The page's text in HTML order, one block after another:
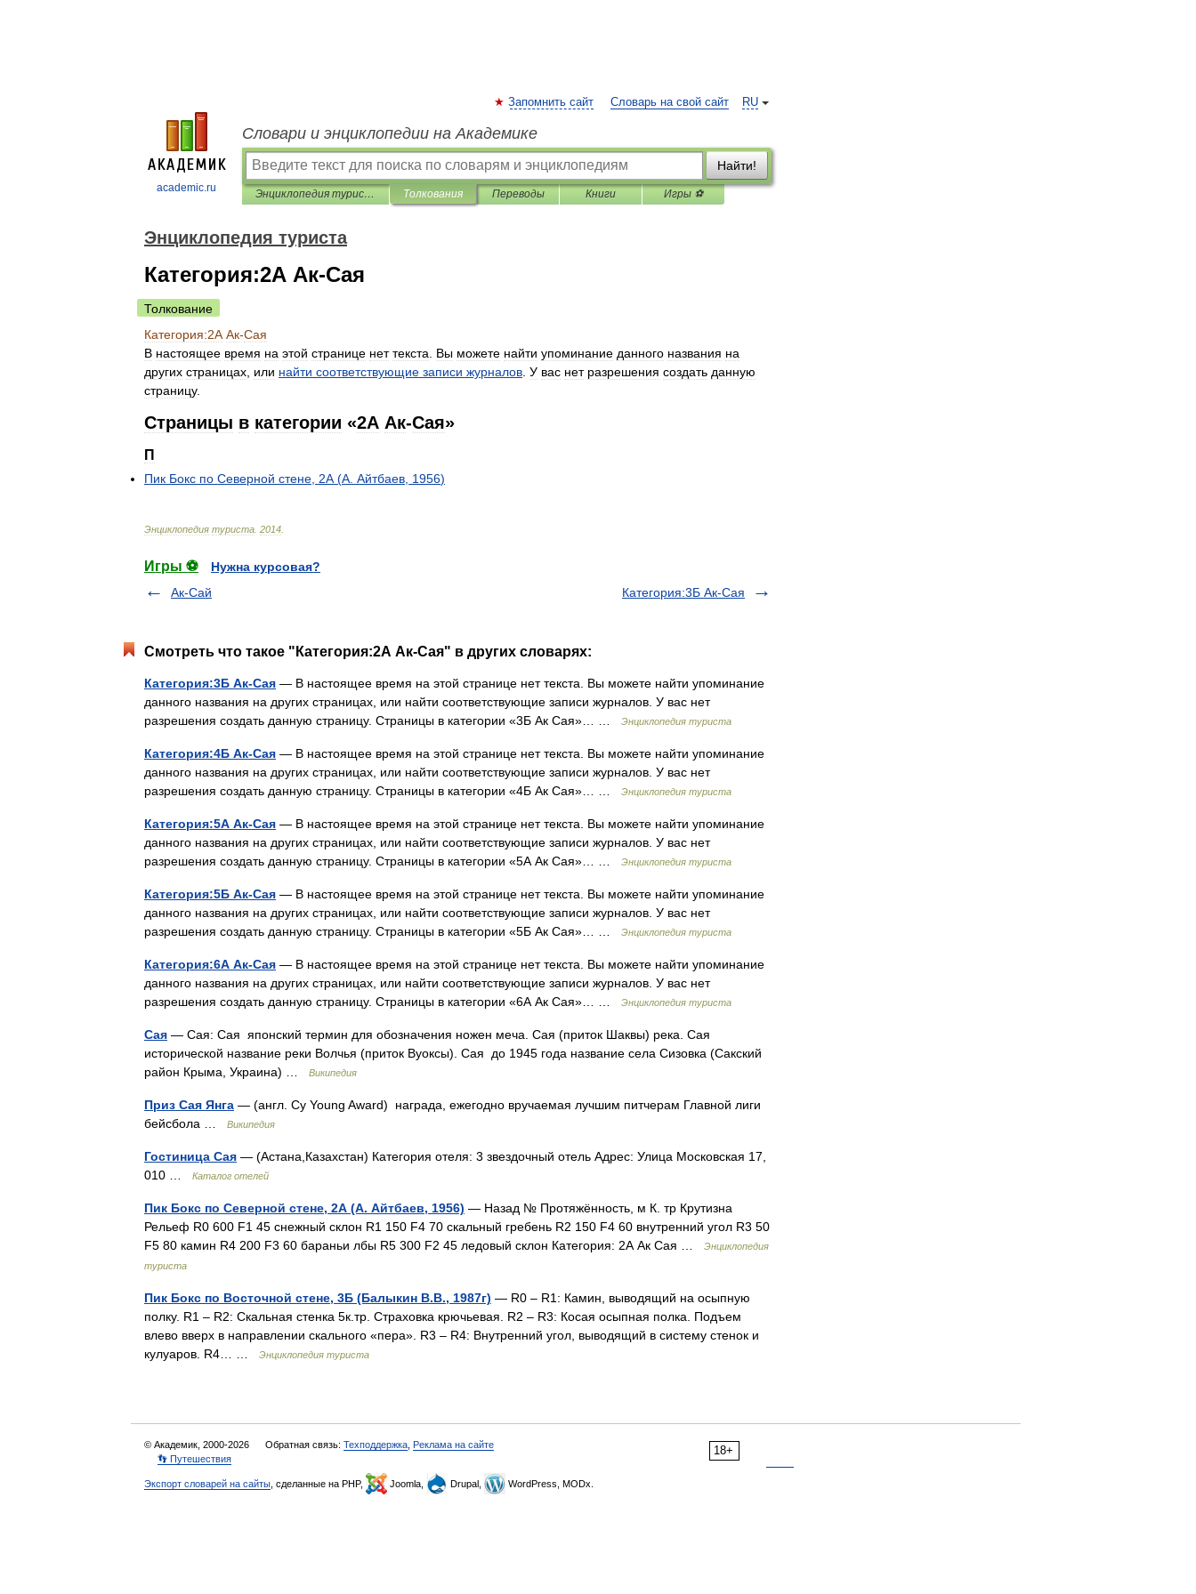
academic.ru
RU
Запомнить сайт Словарь на свой сайт
Словари и энциклопедии на Академике
Найти!
Энциклопедия туриста Толкования Переводы Книги Игры ⚽
Энциклопедия туриста
Категория:2А Ак-Сая
Толкование
Категория:2А Ак-Сая
В настоящее время на этой странице нет текста Вы можете найти упоминание данного названия на
других страницах или найти соответствующие записи журналов У вас нет разрешения создать данную
страницу.
Страницы в категории «2А Ак-Сая»
П
Пик Бокс по Северной стене 2А (А Айтбаев 1956)
Энциклопедия туриста 2014
Игры ⚽
Нужна курсовая?
Ак-Сай
Категория:3Б Ак-Сая
Смотреть что такое "Категория:2А Ак-Сая" в других словарях:
Категория:3Б Ак-Сая — В настоящее время на этой странице нет текста. Вы можете найти упоминание
данного названия на других страницах, или найти соответствующие записи журналов. У вас нет
разрешения создать данную страницу. Страницы в категории «3Б Ак Сая»… …
Энциклопедия туриста
Категория:4Б Ак-Сая — В настоящее время на этой странице нет текста. Вы можете найти упоминание
данного названия на других страницах, или найти соответствующие записи журналов. У вас нет
разрешения создать данную страницу. Страницы в категории «4Б Ак Сая»… …
Энциклопедия туриста
Категория:5А Ак-Сая — В настоящее время на этой странице нет текста. Вы можете найти упоминание
данного названия на других страницах, или найти соответствующие записи журналов. У вас нет
разрешения создать данную страницу. Страницы в категории «5А Ак Сая»… …
Энциклопедия туриста
Категория:5Б Ак-Сая — В настоящее время на этой странице нет текста. Вы можете найти упоминание
данного названия на других страницах, или найти соответствующие записи журналов. У вас нет
разрешения создать данную страницу. Страницы в категории «5Б Ак Сая»… …
Энциклопедия туриста
Категория:6А Ак-Сая — В настоящее время на этой странице нет текста. Вы можете найти упоминание
данного названия на других страницах, или найти соответствующие записи журналов. У вас нет
разрешения создать данную страницу. Страницы в категории «6А Ак Сая»… …
Энциклопедия туриста
Сая — Сая: Сая японский термин для обозначения ножен меча. Сая (приток Шаквы) река. Сая
исторической название реки Волчья (приток Вуоксы). Сая до 1945 года название села Сизовка (Сакский
район Крыма, Украина) …
Википедия
Приз Сая Янга — (англ. Cy Young Award) награда, ежегодно вручаемая лучшим питчерам Главной лиги
бейсбола …
Википедия
Гостиница Сая — (Астана,Казахстан) Категория отеля: 3 звездочный отель Адрес: Улица Московская 17,
010 …
Каталог отелей
Пик Бокс по Северной стене, 2А (А. Айтбаев, 1956) — Назад № Протяжённость, м К. тр Крутизна
Рельеф R0 600 F1 45 снежный склон R1 150 F4 70 скальный гребень R2 150 F4 60 внутренний угол R3 50
F5 80 камин R4 200 F3 60 бараньи лбы R5 300 F2 45 ледовый склон Категория: 2А Ак Сая …
Энциклопедия
туриста
Пик Бокс по Восточной стене, 3Б (Балыкин В.В., 1987г) — R0 – R1: Камин, выводящий на осыпную
полку. R1 – R2: Скальная стенка 5к.тр. Страховка крючьевая. R2 – R3: Косая осыпная полка. Подъем
влево вверх в направлении скального «пера». R3 – R4: Внутренний угол, выводящий в систему стенок и
кулуаров. R4… …
Энциклопедия туриста
18+
© Академик, 2000-2026 Обратная связь: Техподдержка Реклама на сайте
👣 Путешествия
Экспорт словарей на сайты , сделанные на PHP, Joomla, Drupal, WordPress, MODx.